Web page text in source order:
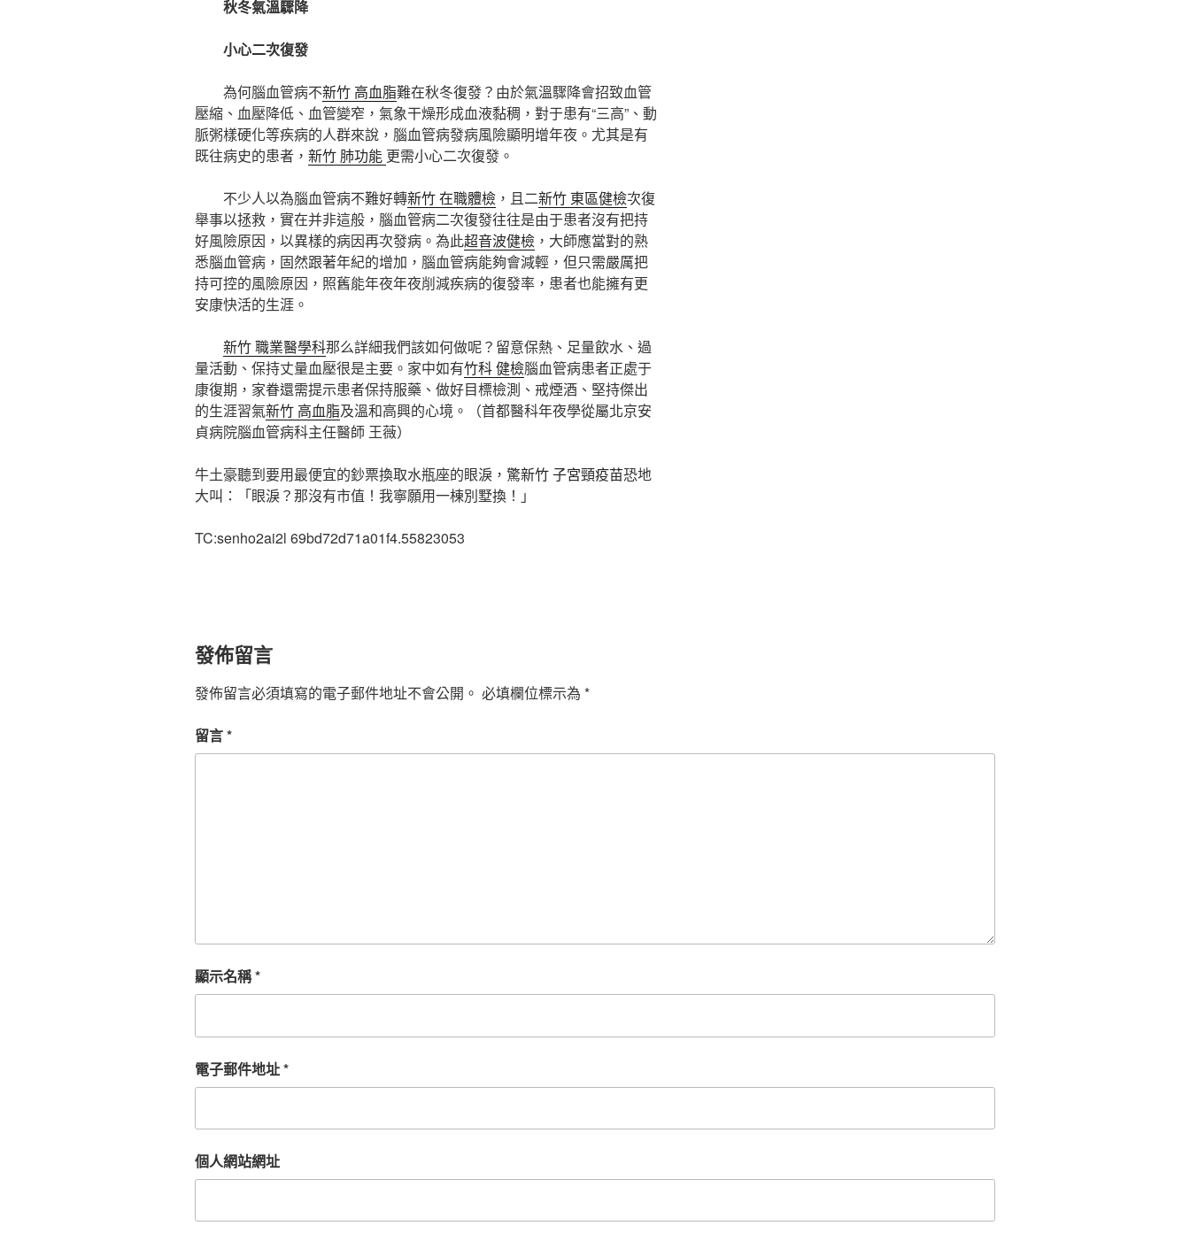
秋冬氣溫驟降
小心二次復發
為何腦血管病不新竹 高血脂難在秋冬復發？由於氣溫驟降會招致血管
壓縮、血壓降低、血管變窄，氣象干燥形成血液黏稠，對于患有“三高”、動
脈粥樣硬化等疾病的人群來說，腦血管病發病風險顯明增年夜。尤其是有
既往病史的患者， 新竹 肺功能 更需小心二次復發。
不少人以為腦血管病不難好轉新竹 在職體檢 ，且二新竹 東區健檢次復
舉事以拯救，實在并非這般，腦血管病二次復發往往是由于患者沒有把持
好風險原因，以異樣的病因再次發病。為此超音波健檢 ，大師應當對的熟
悉腦血管病，固然跟著年紀的增加，腦血管病能夠會減輕，但只需嚴厲把
持可控的風險原因，照舊能年夜年夜削減疾病的復發率，患者也能擁有更
安康快活的生涯。
新竹 職業醫學科那么詳細我們該如何做呢？留意保熱、足量飲水、過
量活動、保持丈量血壓很是主要。家中如有竹科 健檢腦血管病患者正處于
康復期，家眷還需提示患者保持服藥、做好目標檢測、戒煙酒、堅持傑出
的生涯習氣新竹 高血脂及溫和高興的心境。（首都醫科年夜學從屬北京安
貞病院腦血管病科主任醫師 王薇）
牛土豪聽到要用最便宜的鈔票換取水瓶座的眼淚，驚新竹 子宮頸疫苗恐地
大叫：「眼淚？那沒有市值！我寧願用一棟別墅換！」
TC:senho2ai2l 69bd72d71a01f4.55823053
發佈留言
發佈留言必須填寫的電子郵件地址不會公開。 必填欄位標示為 *
留言*
顯示名稱*
電子郵件地址*
個人網站網址